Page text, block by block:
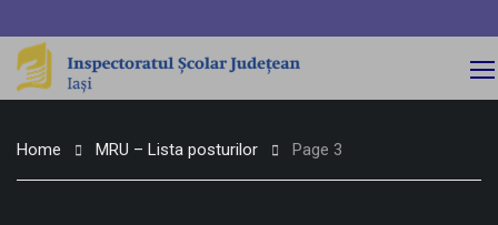
Home MRU – Lista posturilor Page 3